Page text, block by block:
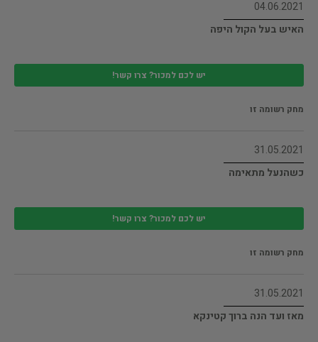
04.06.2021
האיש בעל הקול היפה
יש לכם למכור? צרו קשר!
מחק רשומה זו
31.05.2021
כשהנעל מתאימה
יש לכם למכור? צרו קשר!
מחק רשומה זו
31.05.2021
מאז ועד הנה ברוך קטינקא